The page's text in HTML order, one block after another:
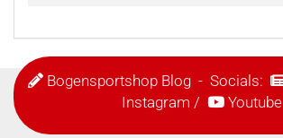
Bogensportshop Blog- Socials:
Instagram / Youtube